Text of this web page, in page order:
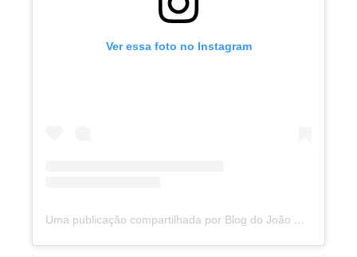
Ver essa foto no Instagram
Uma publicação compartilhada por Blog do João Marcolino (@joaomarcolinoneto)